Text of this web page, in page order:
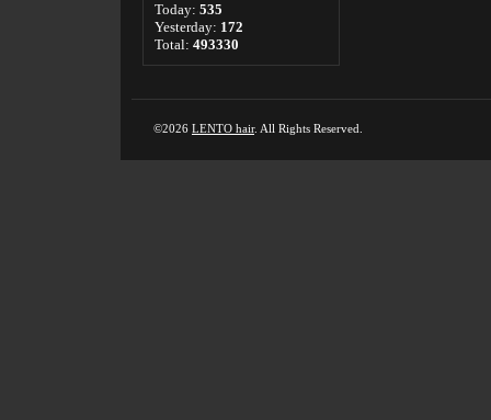
Today: 535
Yesterday: 172
Total: 493330
©2026 LENTO hair. All Rights Reserved.